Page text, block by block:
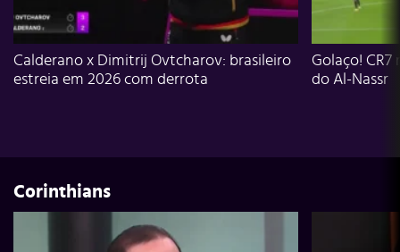
Calderano x Dimitrij Ovtcharov: brasileiro
estreia em 2026 com derrota
Golaço!
do Al-Nassr
Corinthians